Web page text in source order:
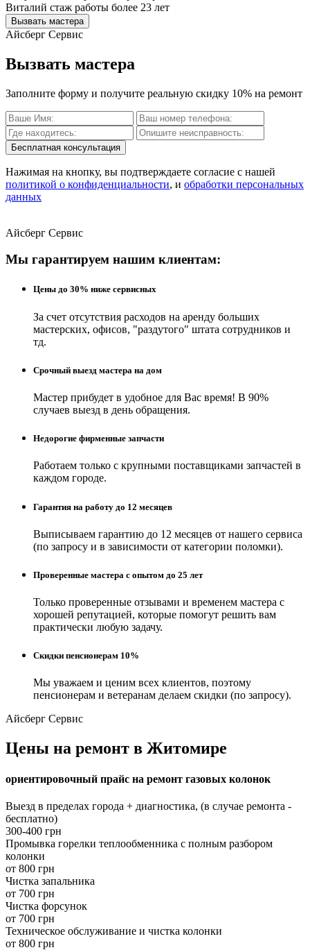
Виталий стаж работы более 23 лет
Вызвать мастера
Айсберг Сервис
Вызвать мастера
Заполните форму и получите реальную скидку 10% на ремонт
Бесплатная консультация
Нажимая на кнопку, вы подтверждаете согласие с нашей
политикой о конфиденциальности, и обработки персональных
данных
Айсберг Сервис
Мы гарантируем нашим клиентам:
Цены до 30% ниже сервисных
За счет отсутствия расходов на аренду больших
мастерских, офисов, "раздутого" штата сотрудников и
тд.
Срочный выезд мастера на дом
Мастер прибудет в удобное для Вас время! В 90%
случаев выезд в день обращения.
Недорогие фирменные запчасти
Работаем только с крупными поставщиками запчастей в
каждом городе.
Гарантия на работу до 12 месяцев
Выписываем гарантию до 12 месяцев от нашего сервиса
(по запросу и в зависимости от категории поломки).
Проверенные мастера с опытом до 25 лет
Только проверенные отзывами и временем мастера с
хорошей репутацией, которые помогут решить вам
практически любую задачу.
Скидки пенсионерам 10%
Мы уважаем и ценим всех клиентов, поэтому
пенсионерам и ветеранам делаем скидки (по запросу).
Айсберг Сервис
Цены на ремонт в Житомире
ориентировочный прайс на ремонт газовых колонок
Выезд в пределах города + диагностика, (в случае ремонта -
бесплатно)
300-400 грн
Промывка горелки теплообменника с полным разбором
колонки
от 800 грн
Чистка запальника
от 700 грн
Чистка форсунок
от 700 грн
Техническое обслуживание и чистка колонки
от 800 грн